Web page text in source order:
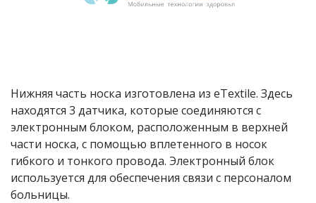
Нижняя часть носка изготовлена из eTextile. Здесь
находятся 3 датчика, которые соединяются с
электронным блоком, расположенным в верхней
части носка, с помощью вплетенного в носок
гибкого и тонкого провода. Электронный блок
используется для обеспечения связи с персоналом
больницы.